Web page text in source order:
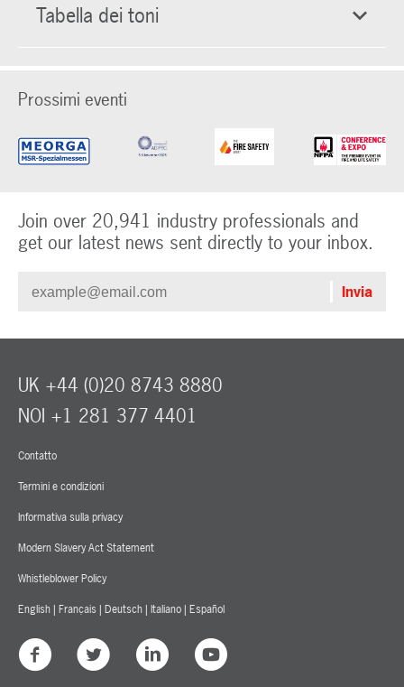
Tabella dei toni
Prossimi eventi
Join over 20,941 industry professionals and
get our latest news sent directly to your inbox.
Contatto
Termini e condizioni
Informativa sulla privacy
Modern Slavery Act Statement
Whistleblower Policy
English | Français | Deutsch | Italiano | Español
UK +44 (0)20 8743 8880
NOI +1 281 377 4401